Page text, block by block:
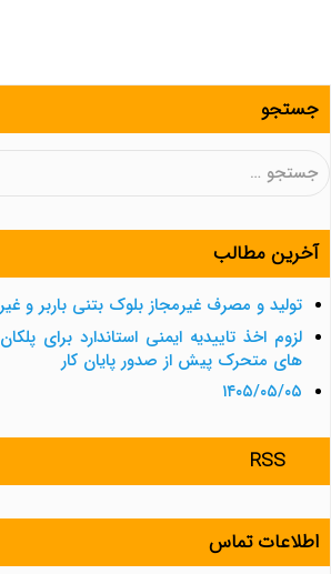
جستجو
جستجو
آخرین مطالب
تولید و مصرف غیرمجاز بلوک بتنی باربر و غیر
لزوم اخذ تاییدیه ایمنی استاندارد برای
های متحرک پیش از صدور پایان کار
۱۴۰۵/۰۵/۰۵
RSS
اطلاعات تماس